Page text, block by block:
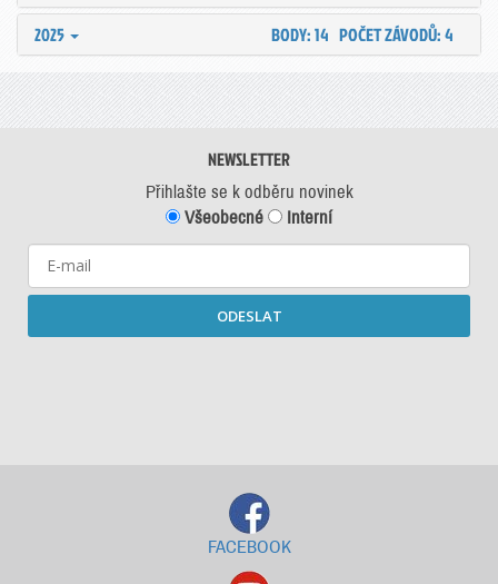
2025
POČET ZÁVODŮ: 4
BODY: 14
NEWSLETTER
Přihlašte se k odběru novinek
Všeobecné
Interní
ODESLAT
FACEBOOK